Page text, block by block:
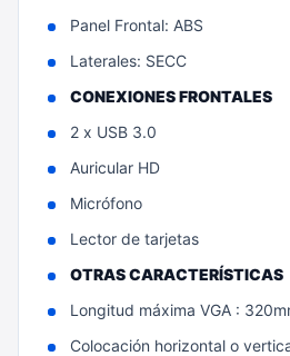
Panel Frontal: ABS
Laterales: SECC
CONEXIONES FRONTALES
2 x USB 3.0
Auricular HD
Micrófono
Lector de tarjetas
OTRAS CARACTERÍSTICAS
Longitud máxima VGA :
Colocación horizontal o